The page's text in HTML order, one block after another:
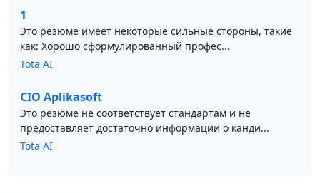
1
Это резюме имеет некоторые сильные стороны, такие
как: Хорошо сформулированный профес...
Tota AI
CIO Aplikasoft
Это резюме не соответствует стандартам и не
предоставляет достаточно информации о канди...
Tota AI